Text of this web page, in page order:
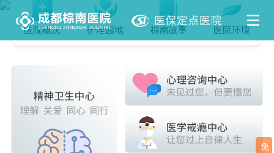
医院概况 护理园地 棕南故事 医院环境
免